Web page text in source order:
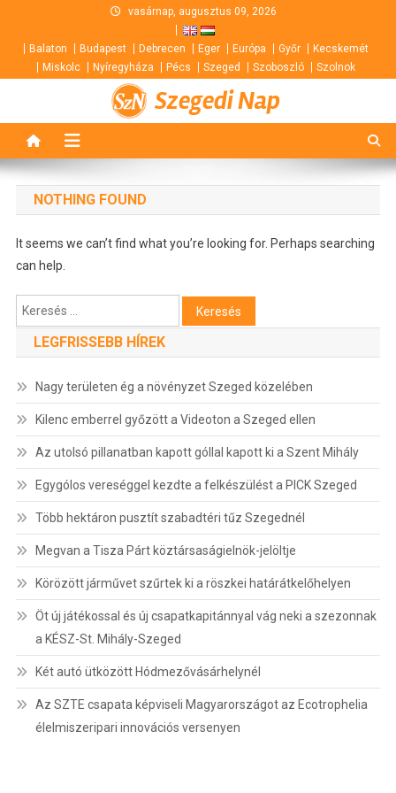
content
vasárnap, augusztus 09, 2026
Balaton Budapest Debrecen Eger Európa Győr
Kecskemét
Miskolc
Nyíregyháza Pécs Szeged Szoboszló Szolnok
Szegedi Nap
NOTHING FOUND
It seems we can’t find what you’re looking for. Perhaps searching
can help.
Keresés:
LEGFRISSEBB HÍREK
Nagy területen ég a növényzet Szeged közelében
Kilenc emberrel győzött a Videoton a Szeged ellen
Az utolsó pillanatban kapott góllal kapott ki a Szent Mihály
Egygólos vereséggel kezdte a felkészülést a PICK Szeged
Több hektáron pusztít szabadtéri tűz Szegednél
Megvan a Tisza Párt köztársaságielnök-jelöltje
Körözött járművet szűrtek ki a röszkei határátkelőhelyen
Öt új játékossal és új csapatkapitánnyal vág neki a szezonnak
a KÉSZ-St. Mihály-Szeged
Két autó ütközött Hódmezővásárhelynél
Az SZTE csapata képviseli Magyarországot az Ecotrophelia
élelmiszeripari innovációs versenyen